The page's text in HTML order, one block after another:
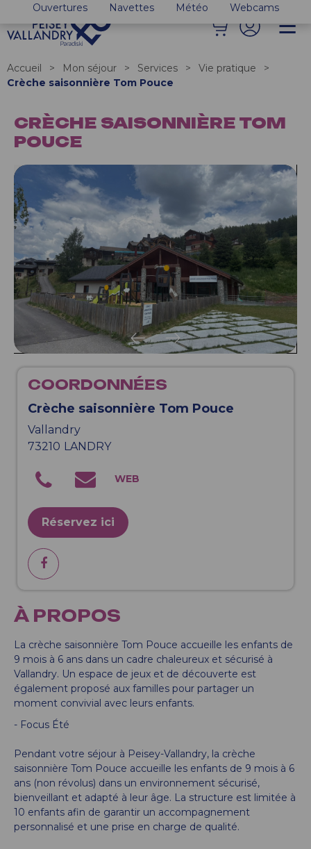
Ouvertures Navettes Météo Webcams
Accueil > Mon séjour > Services > Vie pratique
>
Crèche saisonnière Tom Pouce
CRÈCHE SAISONNIÈRE TOM
POUCE
COORDONNÉES
Crèche saisonnière Tom Pouce
Vallandry
73210 LANDRY
Réservez ici
À PROPOS
La crèche saisonnière Tom Pouce accueille les enfants de
9 mois à 6 ans dans un cadre chaleureux et sécurisé à
Vallandry. Un espace de jeux et de découverte est
également proposé aux familles pour partager un
moment convivial avec leurs enfants.
- Focus Été
Pendant votre séjour à Peisey-Vallandry, la crèche
saisonnière Tom Pouce accueille les enfants de 9 mois à 6
ans (non révolus) dans un environnement sécurisé,
bienveillant et adapté à leur âge. La structure est limitée à
10 enfants afin de garantir un accompagnement
personnalisé et une prise en charge de qualité.